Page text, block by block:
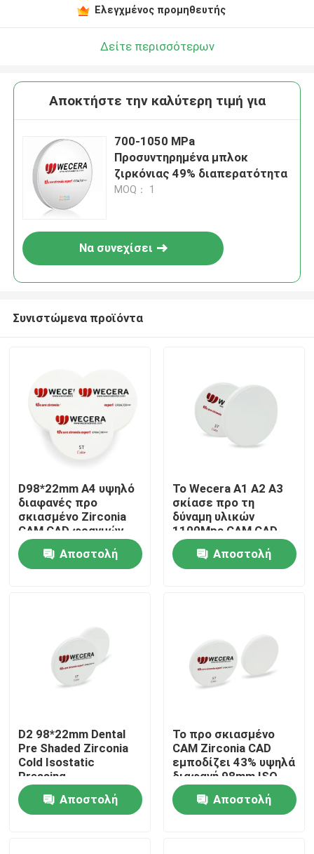
Προϊόντα
Βίντεο
Επισκεψή εργοστασίου
Επικοινωνήστε μαζί μας
Ειδήσεις
Ελεγχμένος προμηθευτής
Δείτε περισσότερων
Αποκτήστε την καλύτερη τιμή για
700-1050 MPa
Προσυντηρημένα μπλοκ
ζιρκόνιας 49% διαπερατότητα
MOQ： 1
Να συνεχίσει
Συνιστώμενα προϊόντα
D98*22mm A4 υψηλό
διαφανές προ
σκιασμένο Zirconia
CAM CAD φραγμών
οδοντικό ανοικτό
Αποστολή
Το Wecera Α1 A2 A3
σκίασε προ τη
δύναμη υλικών
1100Mpa CAM CAD
φραγμών Zirconia
Αποστολή
D2 98*22mm Dental
Pre Shaded Zirconia
Cold Isostatic
Pressing
Πιστοποίηση CE
Αποστολή
Το προ σκιασμένο
CAM Zirconia CAD
εμποδίζει 43% υψηλά
διαφανή 98mm ISO
13485 εγκεκριμένα
Αποστολή